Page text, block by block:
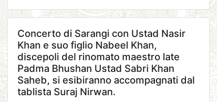
Concerto di Sarangi con Ustad Nasir
Khan e suo figlio Nabeel Khan,
discepoli del rinomato maestro late
Padma Bhushan Ustad Sabri Khan
Saheb, si esibiranno accompagnati dal
tablista Suraj Nirwan.